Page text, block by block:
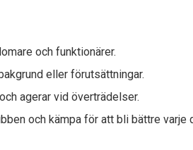
och funktionärer.
eller förutsättningar.
agerar vid överträdelser.
och kämpa för att bli bättre varje